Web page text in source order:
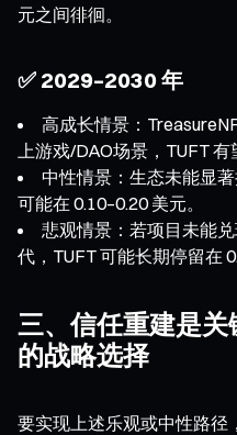
元之间徘徊。
✅ 2029–2030 年
高成长情景：
上游戏/DAO场景，TUFT 有
中性情景：生态未能显
可能在 0.10–0.20 美元。
悲观情景：若项目未能
代，TUFT 可能长期停留在
三、信任重建是
的战略选择
要实现上述乐观或中性路径